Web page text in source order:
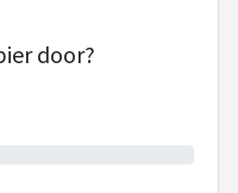
buren maar dan loopt
dat het komt door die
zien met zo'n camera
ze nooit op die
door?